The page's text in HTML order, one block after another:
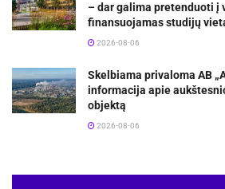
– dar galima pretenduoti į
finansuojamas studijų
2026-08-06
Skelbiama privaloma AB
informacija apie
objektą
2026-08-06